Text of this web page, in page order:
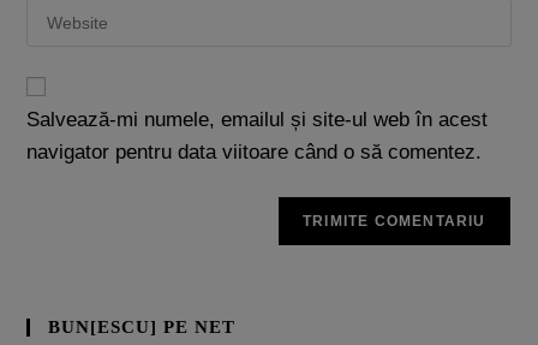
Salvează-mi numele, emailul și site-ul web în acest
navigator pentru data viitoare când o să comentez.
BUN[ESCU] PE NET